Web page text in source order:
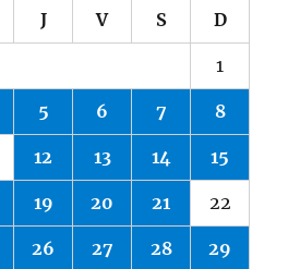
J V S D
1
5 6 7 8
12 13 14 15
19 20 21 22
26 27 28 29